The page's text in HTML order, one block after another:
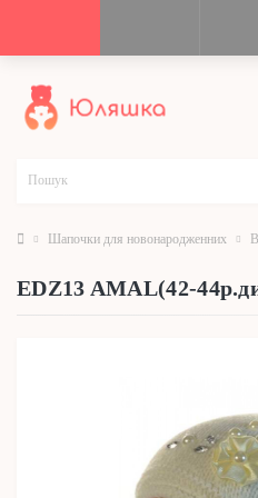
Шапочки для новонародженних
EDZ13 AMAL(42-